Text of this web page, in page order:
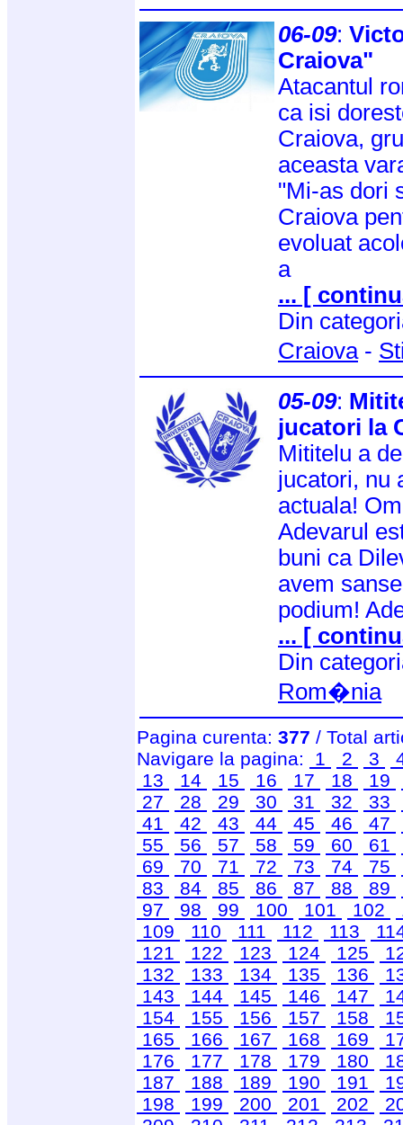
06-09:
Craiova"
Atacantul
ca isi
Craiova,
aceasta
"Mi-as dori
Craiova
evoluat
a
... [
Din
Craiova-
05-09:
jucatori la
Mititelu a
jucatori, nu
actuala!
Adevarul
buni ca
avem
podium!
... [
Din
Rom�nia
Pagina curenta: 377 / Total
Navigare la pagina:
1 2 3
13
14 15 16 17 18 19
27
28 29 30 31 32 33
41
42 43 44 45 46 47
55
56 57 58 59 60 61
69
70 71 72 73 74 75
83
84 85 86 87 88 89
97
98 99 100 101 102
109
110 111 112 113
121
122 123 124 125
132
133 134 135 136
143
144 145 146 147
154
155 156 157 158
165
166 167 168 169
176
177 178 179 180
187
188 189 190 191
198
199 200 201 202